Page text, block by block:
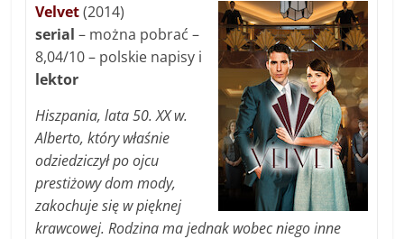
Velvet(2014)
serial – można pobrać –
8,04/10 – polskie napisy i
lektor
Hiszpania, lata 50. XX w.
Alberto, który właśnie
odziedziczył po ojcu
prestiżowy dom mody,
zakochuje się w pięknej
krawcowej. Rodzina ma jednak wobec niego inne